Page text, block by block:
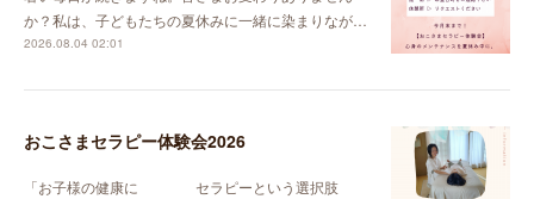
か？私は、子どもたちの夏休みに一緒に染まりなが…
2026.08.04 02:01
おこさまセラピー体験会2026
「お子様の健康に セラピーという選択肢